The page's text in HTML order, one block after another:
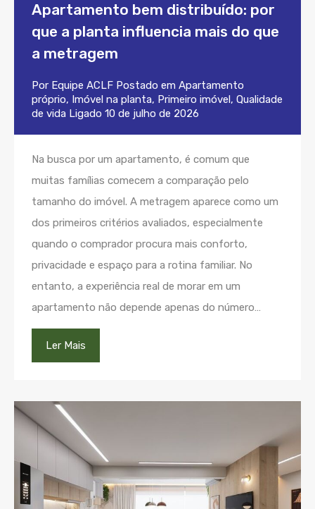
Apartamento bem distribuído: por
que a planta influencia mais do que
a metragem
Por Equipe ACLF Postado em Apartamento
próprio, Imóvel na planta, Primeiro imóvel, Qualidade
de vida Ligado 10 de julho de 2026
Na busca por um apartamento, é comum que
muitas famílias comecem a comparação pelo
tamanho do imóvel. A metragem aparece como um
dos primeiros critérios avaliados, especialmente
quando o comprador procura mais conforto,
privacidade e espaço para a rotina familiar. No
entanto, a experiência real de morar em um
apartamento não depende apenas do número…
Ler Mais